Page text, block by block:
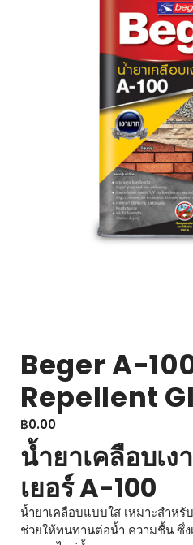
Beger A-
Repellent
฿0.00
น้ำยาเคลือบเง
เยอร์ A-100
น้ำยาเคลือบแบบใส เหมาะสำห
ช่วยให้ทนทานต่อน้ำ ความชื้น ซึ่ง